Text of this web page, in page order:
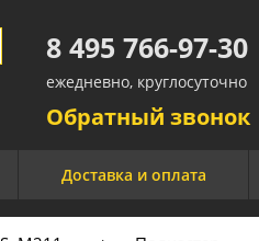
8 495 766-97-30
ежедневно, круглосуточно​​
Обратный звонок
Доставка и оплата